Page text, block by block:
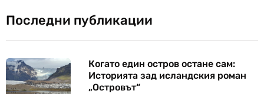
Последни публикации
Когато един остров остане сам:
Историята зад исландския роман
„Островът“